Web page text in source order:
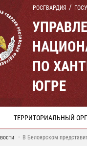
РОСГВАРДИЯ
ПО
ЮГРЕ
ТЕРРИТОРИАЛЬНЫЙ
В Белоярском